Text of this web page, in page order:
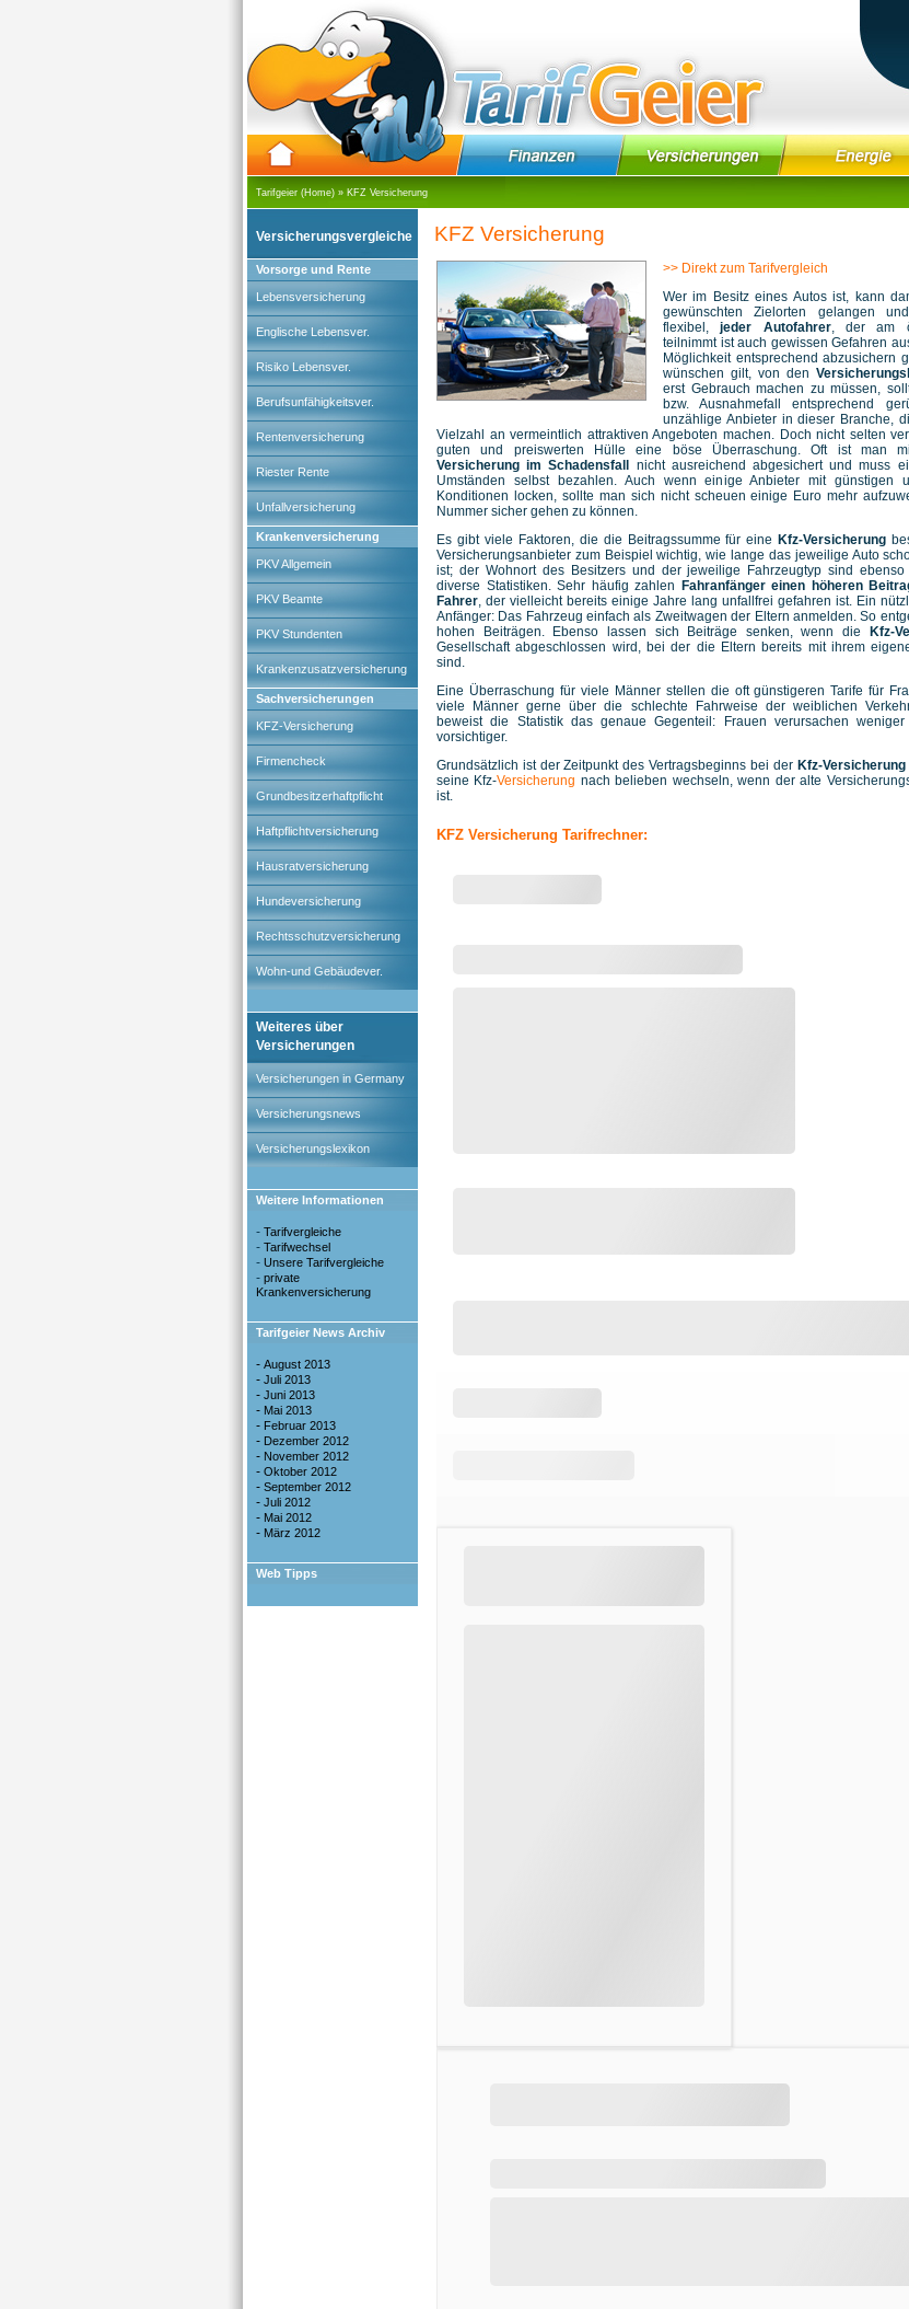
Tarifgeier (Home) » KFZ Versicherung
Versicherungsvergleiche
Vorsorge und Rente
Lebensversicherung
Englische Lebensver.
Risiko Lebensver.
Berufsunfähigkeitsver.
Rentenversicherung
Riester Rente
Unfallversicherung
Krankenversicherung
PKV Allgemein
PKV Beamte
PKV Stundenten
Krankenzusatzversicherung
Sachversicherungen
KFZ-Versicherung
Firmencheck
Grundbesitzerhaftpflicht
Haftpflichtversicherung
Hausratversicherung
Hundeversicherung
Rechtsschutzversicherung
Wohn-und Gebäudever.
Weiteres über
Versicherungen
Versicherungen in Germany
Versicherungsnews
Versicherungslexikon
Weitere Informationen
- Tarifvergleiche
- Tarifwechsel
- Unsere Tarifvergleiche
- private
Krankenversicherung
Tarifgeier News Archiv
- August 2013
- Juli 2013
- Juni 2013
- Mai 2013
- Februar 2013
- Dezember 2012
- November 2012
- Oktober 2012
- September 2012
- Juli 2012
- Mai 2012
- März 2012
Web Tipps
KFZ Versicherung
>> Direkt zum Tarifvergleich
Wer im Besitz eines Autos ist, kann
gewünschten Zielorten gelangen
flexibel, jeder Autofahrer, der am
teilnimmt ist auch gewissen Gefahren
Möglichkeit entsprechend abzusichern
wünschen gilt, von den
erst Gebrauch machen zu müssen,
bzw. Ausnahmefall entsprechend
unzählige Anbieter in dieser Branche,
Vielzahl an vermeintlich attraktiven Angeboten machen. Doch nicht selten
guten und preiswerten Hülle eine böse Überraschung. Oft ist man
Versicherung im Schadensfall
nicht ausreichend abgesichert und muss
Umständen selbst bezahlen. Auch wenn einige Anbieter mit günstigen
Konditionen locken, sollte man sich nicht scheuen einige Euro mehr
Nummer sicher gehen zu können.
Es gibt viele Faktoren, die die Beitragssumme für eine Kfz-Versicherung
Versicherungsanbieter zum Beispiel wichtig, wie lange das jeweilige Auto
ist; der Wohnort des Besitzers und der jeweilige Fahrzeugtyp sind
diverse Statistiken. Sehr häufig zahlen
Fahranfänger einen höheren
Fahrer, der vielleicht bereits einige Jahre lang unfallfrei gefahren ist. Ein
Anfänger: Das Fahrzeug einfach als Zweitwagen der Eltern anmelden. So
hohen Beiträgen. Ebenso lassen sich Beiträge senken, wenn die
Kfz-
Gesellschaft abgeschlossen wird, bei der die Eltern bereits mit ihrem
sind.
Eine Überraschung für viele Männer stellen die oft günstigeren Tarife für
viele Männer gerne über die schlechte Fahrweise der weiblichen
beweist die Statistik das genaue Gegenteil: Frauen verursachen
vorsichtiger.
Grundsätzlich ist der Zeitpunkt des Vertragsbeginns bei der Kfz-Versicherung
seine Kfz-Versicherung nach belieben wechseln, wenn der alte
ist.
KFZ Versicherung Tarifrechner: